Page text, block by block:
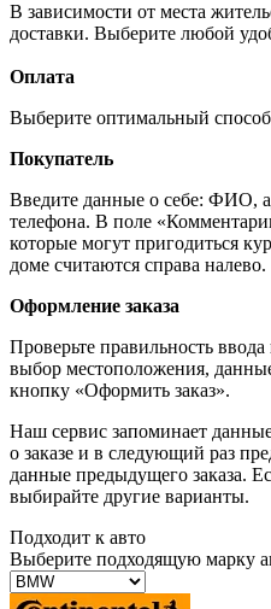
В зависимости от места
доставки. Выберите любой
Оплата
Выберите оптимальный
Покупатель
Введите данные о себе: ФИО,
телефона. В поле
которые могут пригодиться
доме считаются справа налево.
Оформление заказа
Проверьте правильность
выбор местоположения,
кнопку «Оформить заказ».
Наш сервис запоминает
о заказе и в следующий раз
данные предыдущего заказа.
выбирайте другие варианты.
Подходит к авто
Выберите подходящую марку